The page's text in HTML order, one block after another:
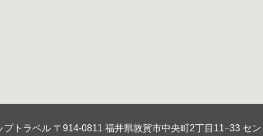
プトラベル 〒914-0811 福井県敦賀市中央町2丁目11−33 セ